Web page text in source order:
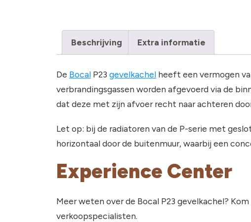
Beschrijving Extra informatie
De Bocal P23 gevelkachel heeft een vermogen
verbrandingsgassen worden afgevoerd via de
dat deze met zijn afvoer recht naar achteren
Let op: bij de radiatoren van de P-serie met
horizontaal door de buitenmuur, waarbij een
Experience Center
Meer weten over de Bocal P23 gevelkachel? Kom
verkoopspecialisten.